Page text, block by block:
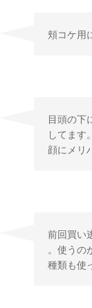
頬コケ用
目頭の下
してます
顔にメリ
前回買い
。使うの
種類も使